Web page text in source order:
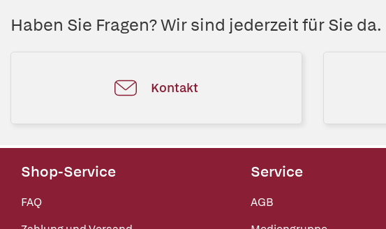
Haben Sie Fragen? Wir sind jederzeit für Sie da.
Kontakt
Shop-Service
FAQ
Service
AGB